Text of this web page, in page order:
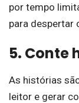
por tempo
para despertar
5. Conte
As histórias
leitor e gerar